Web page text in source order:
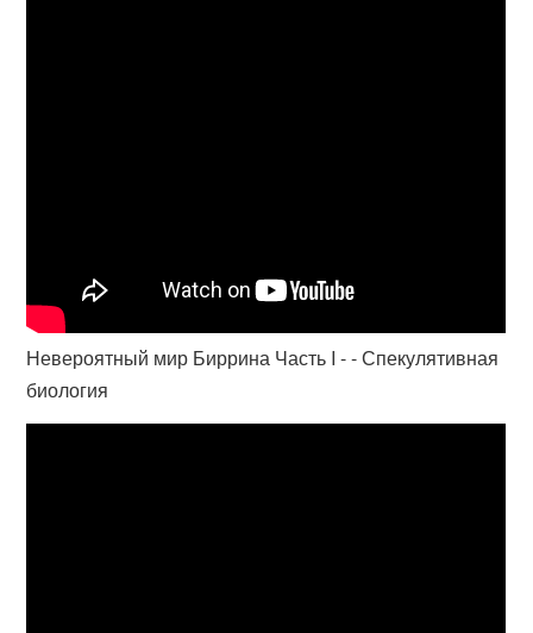
Невероятный мир Биррина Часть I - - Спекулятивная
биология